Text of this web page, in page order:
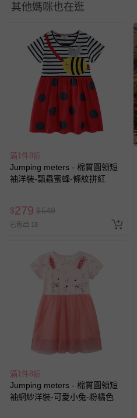
4T
56
64
68
※尺寸為平鋪測量，因測量方式不
※由於螢幕顯示、拍攝光線、個人
有色差，請依收到實物顏色為準哦
退換貨須知
您所購買的商品享有7天的
並非試用期，您所退回的商
包含完整包裝、配件、說明文
退貨，您可至『查詢訂單』>
並點選『我要退貨』即可進
與服務，謝謝。
針對滿件折/滿額贈…等活動
留商品未達活動門檻，將以
回。
部分商品依據消費者保護法
豫期範圍：
商品、食品等）。
客製化商品（例如客製
其他媽咪也在逛
滿1件8折
Jumping meters - 棉質圓領短
袖洋裝-瓢蟲蜜蜂-條紋拼紅
$279 $549
已售出 18
滿1件8折
Jumping meters - 棉質圓領短
袖網紗洋裝-可愛小兔-粉橘色